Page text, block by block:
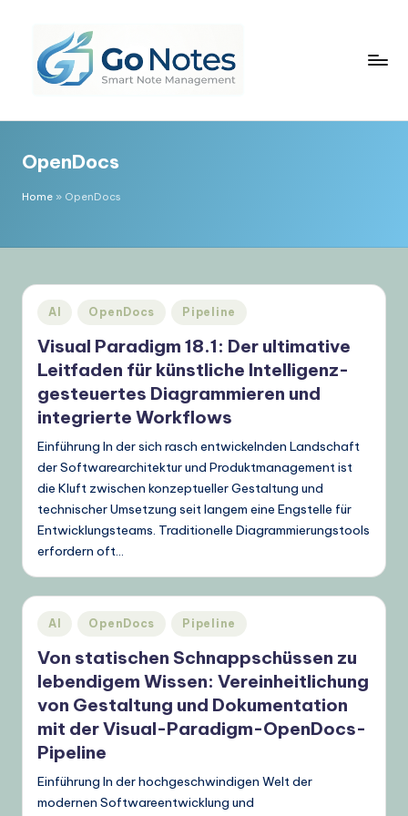
content
N
o
s
e
u
t
s
c
h
–
A
I
n
o
w
e
d
OpenDocs
Home » OpenDocs
Posted
AI OpenDocs Pipeline
Visual Paradigm 18.1: Der ultimative
Leitfaden für künstliche Intelligenz-
gesteuertes Diagrammieren und
integrierte Workflows
Einführung In der sich rasch entwickelnden Landschaft
der Softwarearchitektur und Produktmanagement ist
die Kluft zwischen konzeptueller Gestaltung und
technischer Umsetzung seit langem eine Engstelle für
Entwicklungsteams. Traditionelle Diagrammierungstools
erfordern oft…
Posted
AI OpenDocs Pipeline
Von statischen Schnappschüssen zu
lebendigem Wissen: Vereinheitlichung
von Gestaltung und Dokumentation
mit der Visual-Paradigm-OpenDocs-
Pipeline
Einführung In der hochgeschwindigen Welt der
modernen Softwareentwicklung und